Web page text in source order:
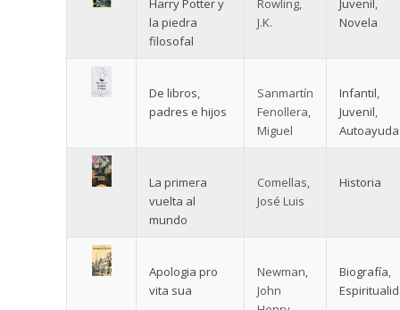
Harry Potter y
la piedra
filosofal
Rowling,
J.K.
Juvenil,
Novela
De libros,
padres e hijos
Sanmartín
Fenollera,
Miguel
Infantil,
Juvenil,
Autoayuda
La primera
vuelta al
mundo
Comellas,
José Luis
Historia
Apologia pro
vita sua
Newman,
John
Biografía,